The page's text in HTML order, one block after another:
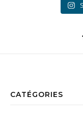
CATÉGORIES